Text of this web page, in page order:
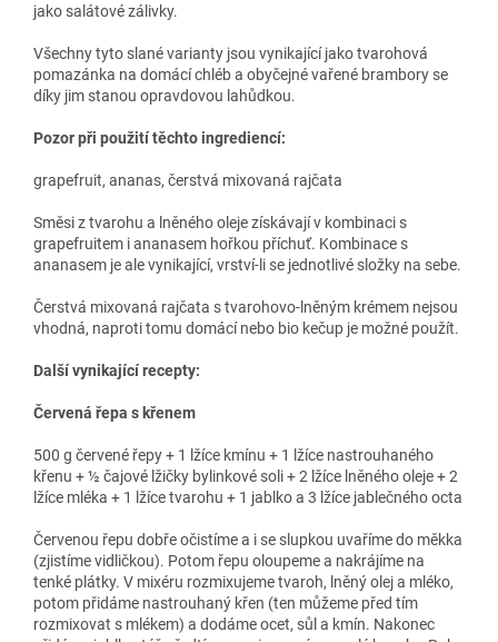
jako salátové zálivky.
Všechny tyto slané varianty jsou vynikající jako tvarohová
pomazánka na domácí chléb a obyčejné vařené brambory se
díky jim stanou opravdovou lahůdkou.
Pozor při použití těchto ingrediencí:
grapefruit, ananas, čerstvá mixovaná rajčata
Směsi z tvarohu a lněného oleje získávají v kombinaci s
grapefruitem i ananasem hořkou příchuť. Kombinace s
ananasem je ale vynikající, vrství-li se jednotlivé složky na sebe.
Čerstvá mixovaná rajčata s tvarohovo-lněným krémem nejsou
vhodná, naproti tomu domácí nebo bio kečup je možné použít.
Další vynikající recepty:
Červená řepa s křenem
500 g červené řepy + 1 lžíce kmínu + 1 lžíce nastrouhaného
křenu + ½ čajové lžičky bylinkové soli + 2 lžíce lněného oleje + 2
lžíce mléka + 1 lžíce tvarohu + 1 jablko a 3 lžíce jablečného octa
Červenou řepu dobře očistíme a i se slupkou uvaříme do měkka
(zjistíme vidličkou). Potom řepu oloupeme a nakrájíme na
tenké plátky. V mixéru rozmixujeme tvaroh, lněný olej a mléko,
potom přidáme nastrouhaný křen (ten můžeme před tím
rozmixovat s mlékem) a dodáme ocet, sůl a kmín. Nakonec